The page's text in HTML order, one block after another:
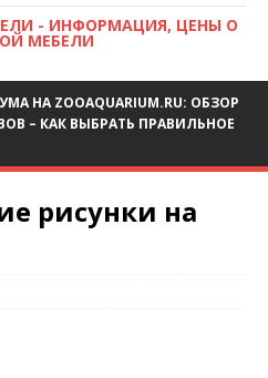
- ИНФОРМАЦИЯ, ЦЕНЫ О
МЕБЕЛИ
НА ZOOAQUARIUM.RU: ОБЗОР
– КАК ВЫБРАТЬ ПРАВИЛЬНОЕ
рисунки на